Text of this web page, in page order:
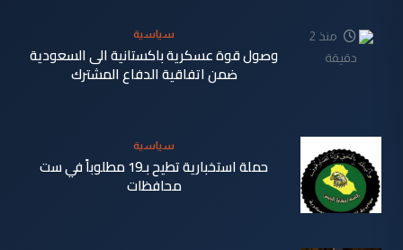
منذ 2
دقيقة
سياسية
وصول قوة عسكرية باكستانية الى السعودية
ضمن اتفاقية الدفاع المشترك
سياسية
حملة استخبارية تطيح بـ19 مطلوباً في ست
محافظات